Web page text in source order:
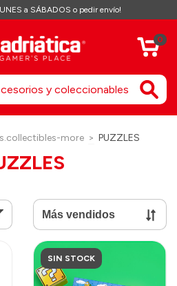
a SÁBADOS o pedir envío!
0
more > PUZZLES
SIN STOCK